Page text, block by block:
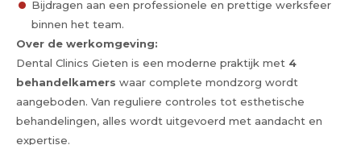
Bijdragen aan een professionele en prettige werksfeer
binnen het team.
Over de werkomgeving:
Dental Clinics Gieten is een moderne praktijk met 4
behandelkamers waar complete mondzorg wordt
aangeboden. Van reguliere controles tot esthetische
behandelingen, alles wordt uitgevoerd met aandacht en
expertise.